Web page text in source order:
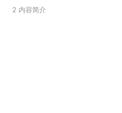
2 内容简介